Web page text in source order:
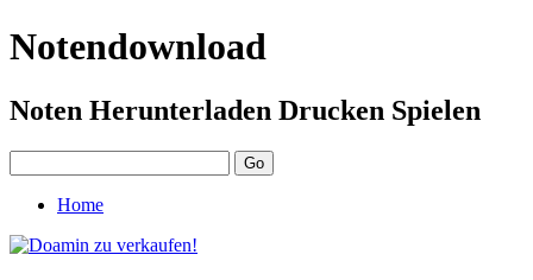
Notendownload
Noten Herunterladen Drucken Spielen
Home